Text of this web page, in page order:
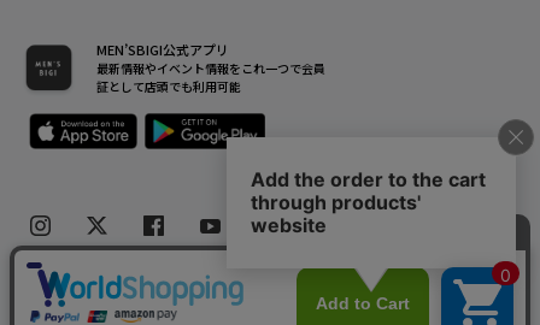
MEN’SBIGI公式アプリ
最新情報やイベント情報をこれ一つで会員
証として店頭でも利用可能
Copyright(C) Bigi Co.,Ltd.All Rights Reserved.